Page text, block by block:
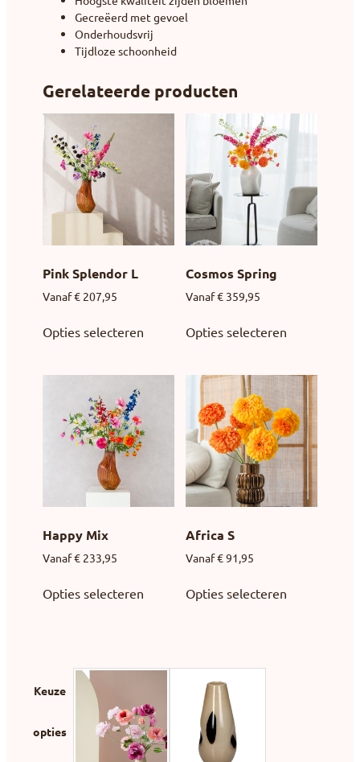
Gecreëerd met gevoel
Onderhoudsvrij
Tijdloze schoonheid
Gerelateerde producten
Pink Splendor L
Vanaf€207,95
Opties selecteren
Cosmos Spring
Vanaf€359,95
Opties selecteren
Happy Mix
Vanaf€233,95
Opties selecteren
Africa S
Vanaf€91,95
Opties selecteren
Keuze
opties